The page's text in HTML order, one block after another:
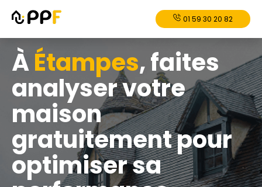
01 59 30 20 82
ÀÉtampes, faites
analyser votre
maison
gratuitement pour
optimiser sa